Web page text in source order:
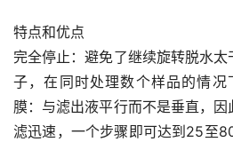
特点和优点
完全停止：避免了继续旋转脱水
子，在同时处理数个样品的情
膜：与滤出液平行而不是垂直，
滤迅速，一个步骤即可达到25至